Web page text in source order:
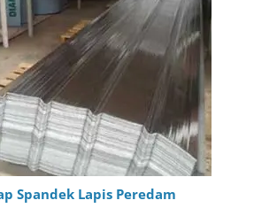
Spandek Lapis Peredam